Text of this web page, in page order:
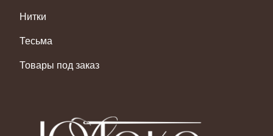
Нитки
Тесьма
Товары под заказ